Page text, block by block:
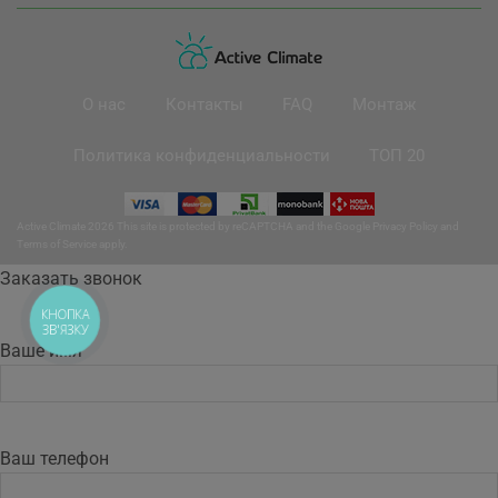
Заказать звонок
Ваше имя
Ваш телефон
КНОПКА
ЗВ'ЯЗКУ